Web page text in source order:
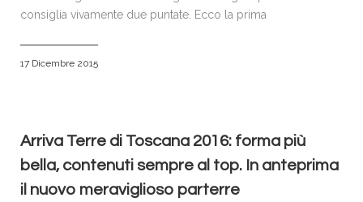
consiglia vivamente due puntate. Ecco la prima
17 Dicembre 2015
Arriva Terre di Toscana 2016: forma più
bella, contenuti sempre al top. In anteprima
il nuovo meraviglioso parterre